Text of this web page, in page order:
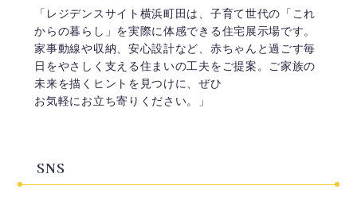
「レジデンスサイト横浜町田は、子育て世代の「これ
からの暮らし」を実際に体感できる住宅展示場です。
家事動線や収納、安心設計など、赤ちゃんと過ごす毎
日をやさしく支える住まいの工夫をご提案。ご家族の
未来を描くヒントを見つけに、ぜひ
お気軽にお立ち寄りください。」
SNS